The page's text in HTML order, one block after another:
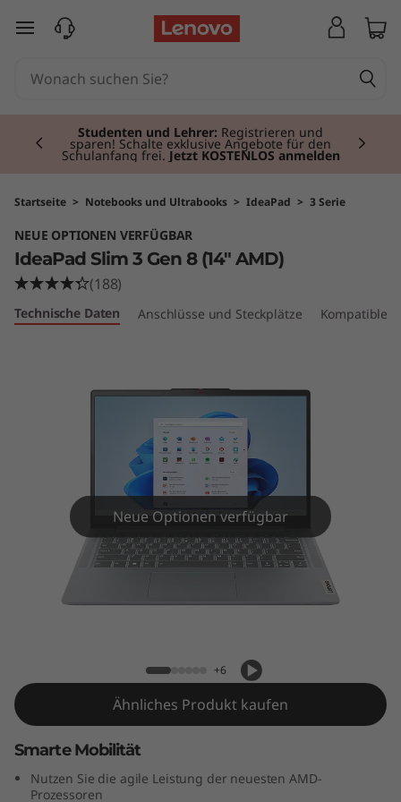
a
d
S
1
4
zum Hauptinhalt springen
Studenten und Lehrer: Registrieren und
sparen! Schalte exklusive Angebote für den
Schulanfang frei. Jetzt KOSTENLOS anmelden
Currently displaying item 2 of 3
Startseite > Notebooks und Ultrabooks > IdeaPad > 3 Serie
NEUE OPTIONEN VERFÜGBAR
IdeaPad Slim 3 Gen 8 (14" AMD)
(188)
Technische Daten Anschlüsse und Steckplätze Kompatibles
Neue Optionen verfügbar
+6
Ähnliches Produkt kaufen
Smarte Mobilität
Nutzen Sie die agile Leistung der neuesten AMD-
Prozessoren